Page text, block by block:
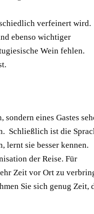
verfeinert wird.
ebenso wichtiger
Wein fehlen.
eines Gastes
Schließlich ist die
lernt sie besser kennen.
der Reise. Für
Zeit vor Ort zu
Sie sich genug Zeit,